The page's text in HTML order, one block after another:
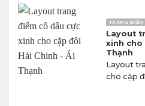
TRANG
Layout
xinh cho
Thạnh
Layout
cho cặp